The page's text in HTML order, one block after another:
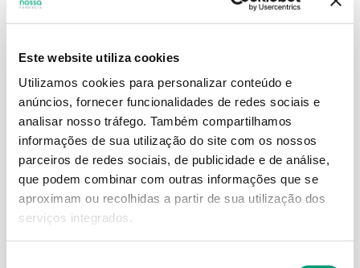
Este website utiliza cookies
Utilizamos cookies para personalizar conteúdo e
anúncios, fornecer funcionalidades de redes sociais e
analisar nosso tráfego. Também compartilhamos
informações de sua utilização do site com os nossos
parceiros de redes sociais, de publicidade e de análise,
que podem combinar com outras informações que se
aproximam ou recolhidas a partir de sua utilização dos
serviços integrados.
ARTRONAT ARTRONAT